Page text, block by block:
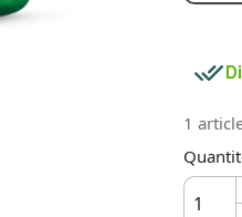
done_all
1